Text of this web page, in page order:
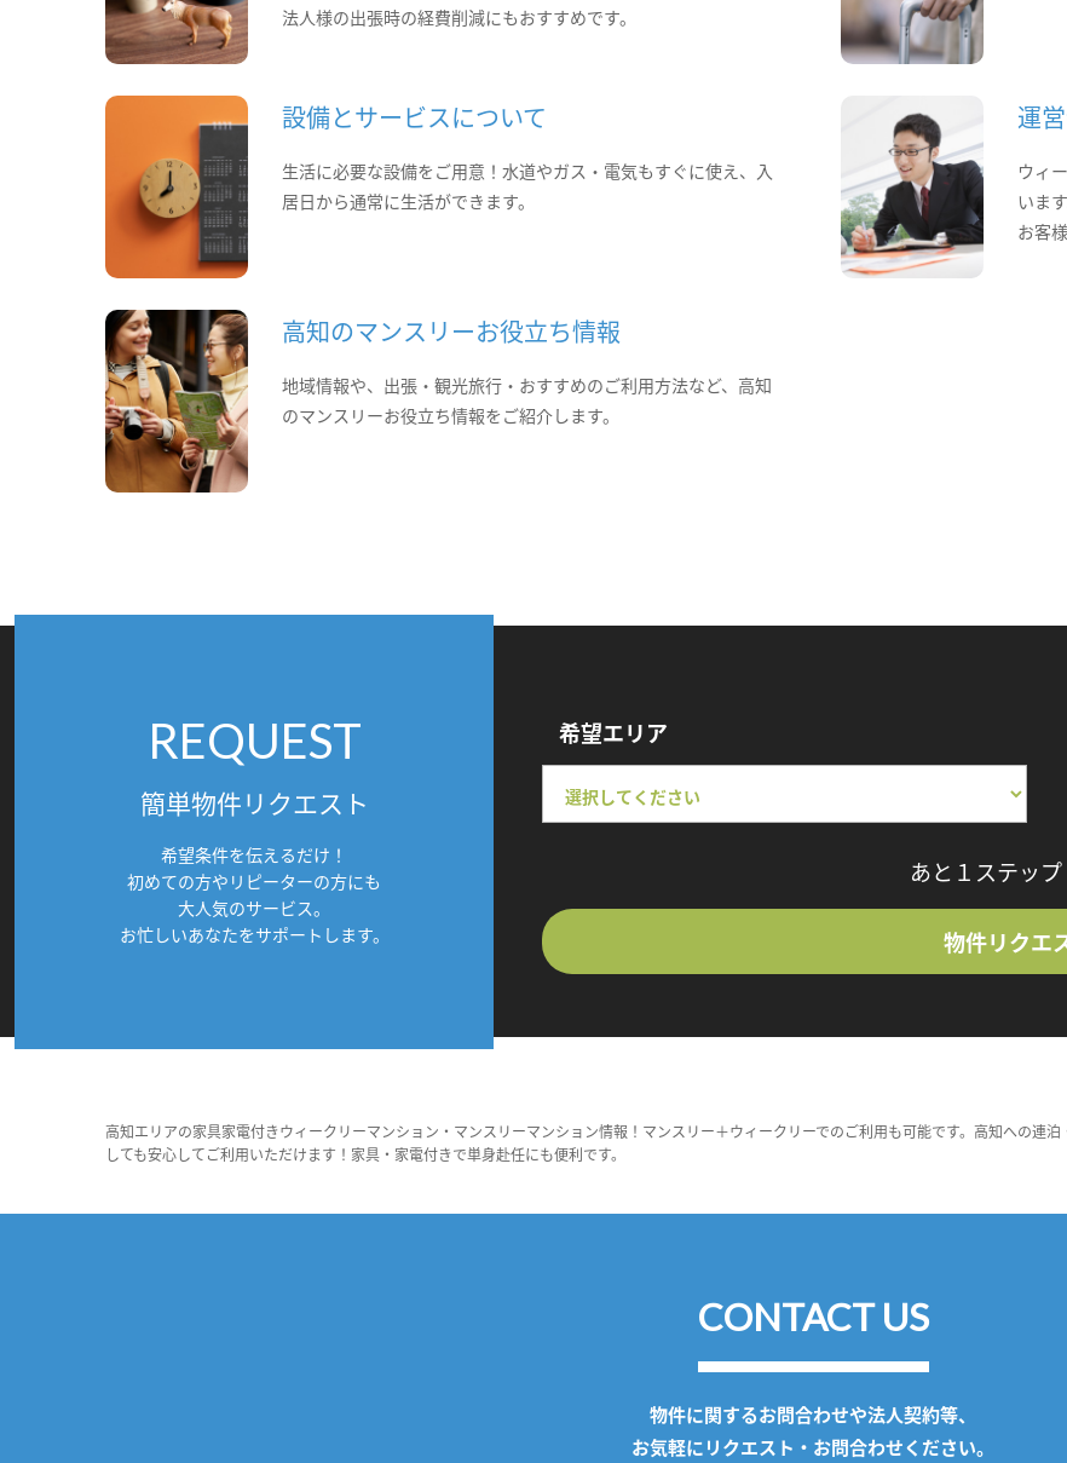
法人様の出張時の経費削減にもおすすめです。
設備とサービスについて
生活に必要な設備をご用意！水道やガス・電気もすぐに使え、入
居日から通常に生活ができます。
運
ウィ
います
お客
高知のマンスリーお役立ち情報
地域情報や、出張・観光旅行・おすすめのご利用方法など、高知
のマンスリーお役立ち情報をご紹介します。
REQUEST
簡単物件リクエスト
希望条件を伝えるだけ！
初めての方やリピーターの方にも
大人気のサービス。
お忙しいあなたをサポートします。
希望エリア
あと１ステップ
物件リクエ
高知エリアの家具家電付きウィークリーマンション・マンスリーマンション情報！マンスリー＋ウィークリーでのご利用も可能です。高知への連
しても安心してご利用いただけます！家具・家電付きで単身赴任にも便利です。
CONTACT US
物件に関するお問合わせや法人契約等、
お気軽にリクエスト・お問合わせください。